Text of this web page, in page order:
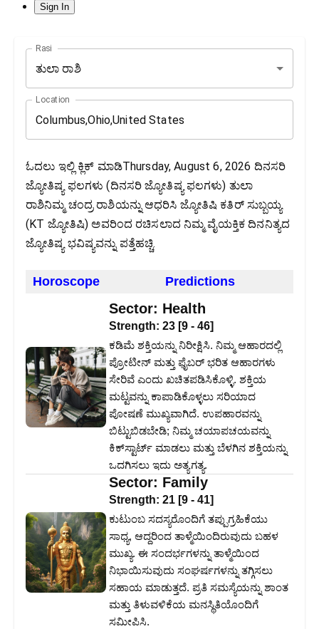
Sign In
Rasi
ತುಲಾ ರಾಶಿ
Location
ಓದಲು ಇಲ್ಲಿ ಕ್ಲಿಕ್ ಮಾಡಿThursday, August 6, 2026 ದಿನಸರಿ
ಜ್ಯೋತಿಷ್ಯ ಫಲಗಳು (ದಿನಸರಿ ಜ್ಯೋತಿಷ್ಯ ಫಲಗಳು) ತುಲಾ
ರಾಶಿನಿಮ್ಮ ಚಂದ್ರ ರಾಶಿಯನ್ನು ಆಧರಿಸಿ ಜ್ಯೋತಿಷಿ ಕತಿರ್ ಸುಬ್ಬಯ್ಯ
(KT ಜ್ಯೋತಿಷಿ) ಅವರಿಂದ ರಚಿಸಲಾದ ನಿಮ್ಮ ವೈಯಕ್ತಿಕ ದಿನನಿತ್ಯದ
ಜ್ಯೋತಿಷ್ಯ ಭವಿಷ್ಯವನ್ನು ಪತ್ತೆಹಚ್ಚಿ.
Horoscope Predictions
Sector: Health
Strength: 23 [9 - 46]
ಕಡಿಮೆ ಶಕ್ತಿಯನ್ನು ನಿರೀಕ್ಷಿಸಿ. ನಿಮ್ಮ ಆಹಾರದಲ್ಲಿ
ಪ್ರೋಟೀನ್ ಮತ್ತು ಫೈಬರ್ ಭರಿತ ಆಹಾರಗಳು
ಸೇರಿವೆ ಎಂದು ಖಚಿತಪಡಿಸಿಕೊಳ್ಳಿ. ಶಕ್ತಿಯ
ಮಟ್ಟವನ್ನು ಕಾಪಾಡಿಕೊಳ್ಳಲು ಸರಿಯಾದ
ಪೋಷಣೆ ಮುಖ್ಯವಾಗಿದೆ. ಉಪಹಾರವನ್ನು
ಬಿಟ್ಟುಬಿಡಬೇಡಿ; ನಿಮ್ಮ ಚಯಾಪಚಯವನ್ನು
ಕಿಕ್‌ಸ್ಟಾರ್ಟ್ ಮಾಡಲು ಮತ್ತು ಬೆಳಗಿನ ಶಕ್ತಿಯನ್ನು
ಒದಗಿಸಲು ಇದು ಅತ್ಯಗತ್ಯ.
Sector: Family
Strength: 21 [9 - 41]
ಕುಟುಂಬ ಸದಸ್ಯರೊಂದಿಗೆ ತಪ್ಪುಗ್ರಹಿಕೆಯು
ಸಾಧ್ಯ, ಆದ್ದರಿಂದ ತಾಳ್ಮೆಯಿಂದಿರುವುದು ಬಹಳ
ಮುಖ್ಯ. ಈ ಸಂದರ್ಭಗಳನ್ನು ತಾಳ್ಮೆಯಿಂದ
ನಿಭಾಯಿಸುವುದು ಸಂಘರ್ಷಗಳನ್ನು ತಗ್ಗಿಸಲು
ಸಹಾಯ ಮಾಡುತ್ತದೆ. ಪ್ರತಿ ಸಮಸ್ಯೆಯನ್ನು ಶಾಂತ
ಮತ್ತು ತಿಳುವಳಿಕೆಯ ಮನಸ್ಥಿತಿಯೊಂದಿಗೆ
ಸಮೀಪಿಸಿ.